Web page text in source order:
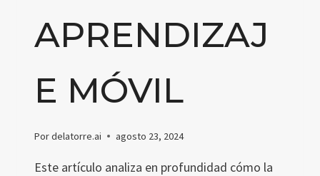
APRENDIZAJ
E MÓVIL
Pordelatorre.ai agosto 23, 2024
Este artículo analiza en profundidad cómo la